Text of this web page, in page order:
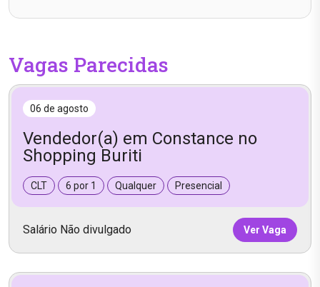
Vagas Parecidas
06 de agosto
Vendedor(a) em Constance no
Shopping Buriti
CLT 6 por 1 Qualquer Presencial
Salário Não divulgado Ver Vaga